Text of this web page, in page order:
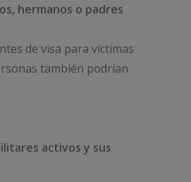
hermanos o padres
de visa para víctimas
también podrían
activos y sus